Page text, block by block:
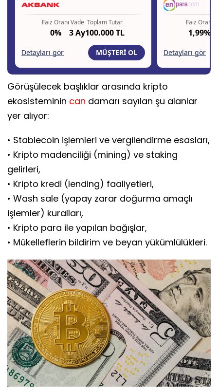
Görüşülecek başlıklar arasında kripto
ekosisteminin can damarı sayılan şu alanlar
yer alıyor:
• Stablecoin işlemleri ve vergilendirme esasları,
• Kripto madenciliği (mining) ve staking
gelirleri,
• Kripto kredi (lending) faaliyetleri,
• Wash sale (yapay zarar doğurma amaçlı
işlemler) kuralları,
• Kripto para ile yapılan bağışlar,
• Mükelleflerin bildirim ve beyan yükümlülükleri.